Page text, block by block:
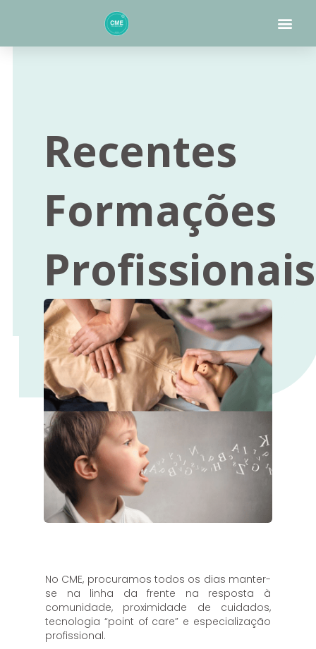
Recentes
Formações
Profissionais
No CME, procuramos todos os dias manter-
se na linha da frente na resposta à
comunidade, proximidade de cuidados,
tecnologia “point of care” e especialização
profissional.